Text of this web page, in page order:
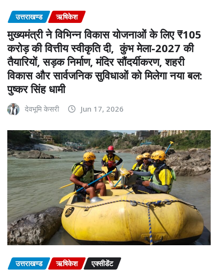
उत्तराखण्ड ऋषिकेश
मुख्यमंत्री ने विभिन्न विकास योजनाओं के लिए ₹105
करोड़ की वित्तीय स्वीकृति दी, कुंभ मेला-2027 की
तैयारियों, सड़क निर्माण, मंदिर सौंदर्यीकरण, शहरी
विकास और सार्वजनिक सुविधाओं को मिलेगा नया बल:
पुष्कर सिंह धामी
देवभूमि केसरी Jun 17, 2026
उत्तराखण्ड ऋषिकेश एक्सीडेंट